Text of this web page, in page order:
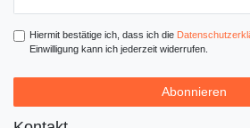
Hiermit bestätige ich, dass ich die
Einwilligung kann ich jederzeit widerrufen.
Abonnieren